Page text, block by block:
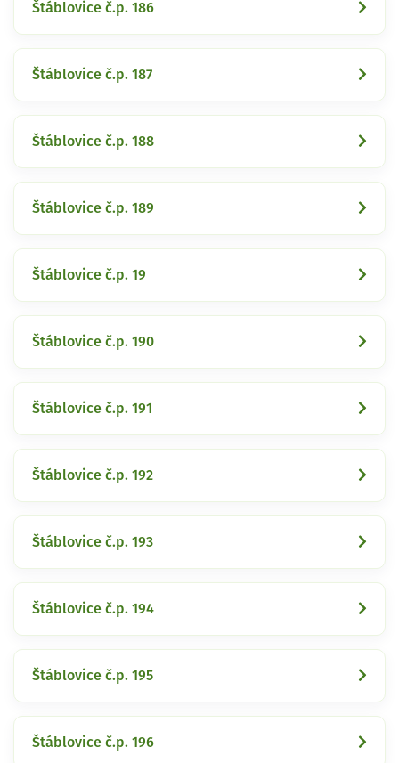
Štáblovice č.p. 186
Štáblovice č.p. 187
Štáblovice č.p. 188
Štáblovice č.p. 189
Štáblovice č.p. 19
Štáblovice č.p. 190
Štáblovice č.p. 191
Štáblovice č.p. 192
Štáblovice č.p. 193
Štáblovice č.p. 194
Štáblovice č.p. 195
Štáblovice č.p. 196